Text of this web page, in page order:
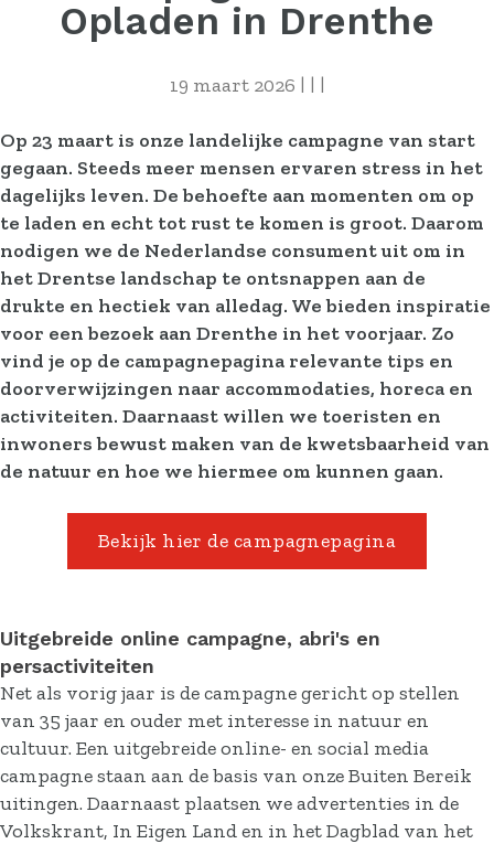
Opladen in Drenthe
19 maart 2026 | | |
Op 23 maart is onze landelijke campagne van start
gegaan. Steeds meer mensen ervaren stress in het
dagelijks leven. De behoefte aan momenten om op
te laden en echt tot rust te komen is groot. Daarom
nodigen we de Nederlandse consument uit om in
het Drentse landschap te ontsnappen aan de
drukte en hectiek van alledag. We bieden inspiratie
voor een bezoek aan Drenthe in het voorjaar. Zo
vind je op de campagnepagina relevante tips en
doorverwijzingen naar accommodaties, horeca en
activiteiten. Daarnaast willen we toeristen en
inwoners bewust maken van de kwetsbaarheid van
de natuur en hoe we hiermee om kunnen gaan.
Bekijk hier de campagnepagina
Uitgebreide online campagne, abri's en
persactiviteiten
Net als vorig jaar is de campagne gericht op stellen
van 35 jaar en ouder met interesse in natuur en
cultuur. Een uitgebreide online- en social media
campagne staan aan de basis van onze Buiten Bereik
uitingen. Daarnaast plaatsen we advertenties in de
Volkskrant, In Eigen Land en in het Dagblad van het